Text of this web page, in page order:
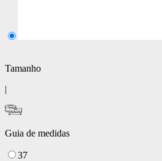
Tamanho
|
Guia de medidas
37